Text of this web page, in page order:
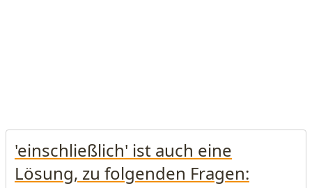
'einschließlich' ist auch eine
Lösung, zu folgenden Fragen: